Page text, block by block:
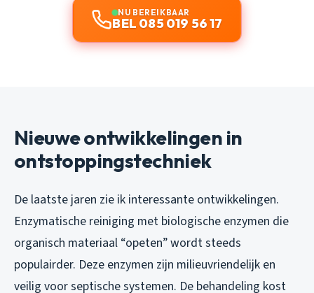
NU BEREIKBAAR
BEL 085 019 56 17
Nieuwe ontwikkelingen in
ontstoppingstechniek
De laatste jaren zie ik interessante ontwikkelingen.
Enzymatische reiniging met biologische enzymen die
organisch materiaal “opeten” wordt steeds
populairder. Deze enzymen zijn milieuvriendelijk en
veilig voor septische systemen. De behandeling kost